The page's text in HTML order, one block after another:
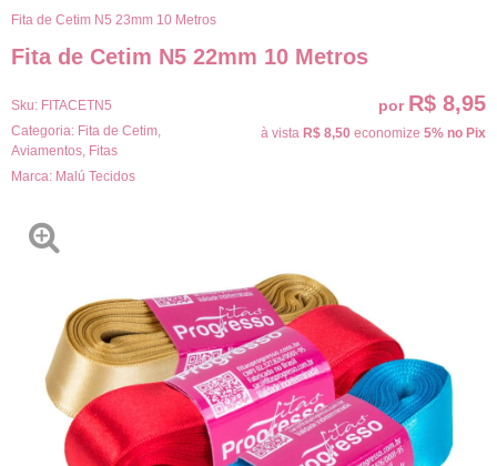
Fita de Cetim N5 23mm 10 Metros
Fita de Cetim N5 22mm 10 Metros
Sku: FITACETN5
Categoria: Fita de Cetim
Aviamentos Fitas
Marca: Malú Tecidos
por R$ 8,95
à vista R$ 8,50 economize 5% no Pix